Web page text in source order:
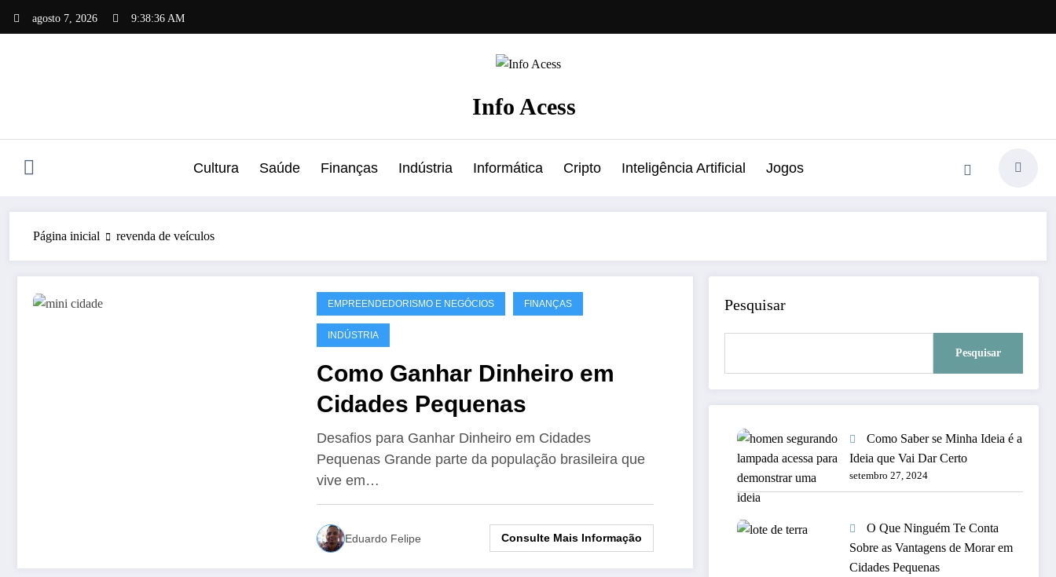
agosto 7, 2026 9:38:37 AM
Info Acess
Cultura Saúde Finanças Indústria Informática Cripto Inteligência Artificial Jogos
Página inicial revenda de veículos
EMPREENDEDORISMO E NEGÓCIOS FINANÇAS
INDÚSTRIA
Como Ganhar Dinheiro em
Cidades Pequenas
Desafios para Ganhar Dinheiro em Cidades
Pequenas Grande parte da população brasileira que
vive em…
Eduardo Felipe Consulte Mais Informação
Pesquisar
Pesquisar
Como Saber se Minha Ideia é a
Ideia que Vai Dar Certo
setembro 27, 2024
O Que Ninguém Te Conta
Sobre as Vantagens de Morar em
Cidades Pequenas